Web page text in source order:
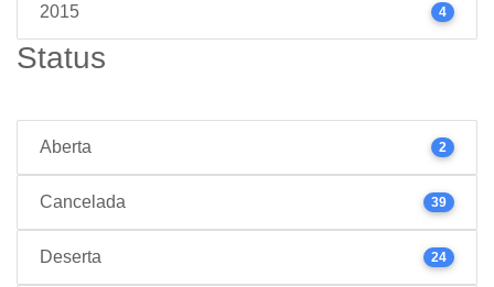
2015 4
Status
Aberta 2
Cancelada 39
Deserta 24